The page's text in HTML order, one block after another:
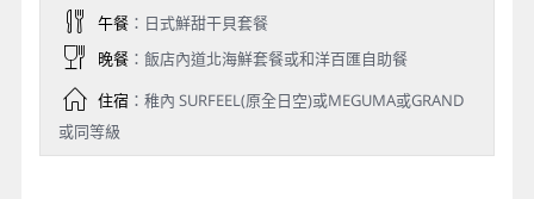
午餐：日式鮮甜干貝套餐
晚餐：飯店內道北海鮮套餐或和洋百匯自助餐
住宿：稚內 SURFEEL(原全日空)或MEGUMA或GRAND
或同等級